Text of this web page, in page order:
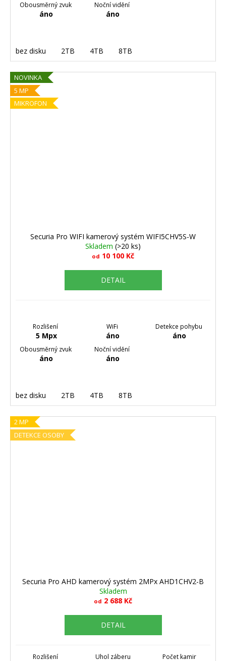
Obousměrný zvuk
áno
Noční vidění
áno
bez disku 2TB 4TB 8TB
NOVINKA
5 MP
MIKROFON
Securia Pro WIFI kamerový systém WIFI5CHV5S-W
Skladem (>20 ks)
od 10 100 Kč
DETAIL
Rozlišení
5 Mpx
WiFi
áno
Detekce pohybu
áno
Obousměrný zvuk
áno
Noční vidění
áno
bez disku 2TB 4TB 8TB
2 MP
DETEKCE OSOBY
Securia Pro AHD kamerový systém 2MPx AHD1CHV2-B
Skladem
od 2 688 Kč
DETAIL
Rozlišení Uhol záberu Počet kamir